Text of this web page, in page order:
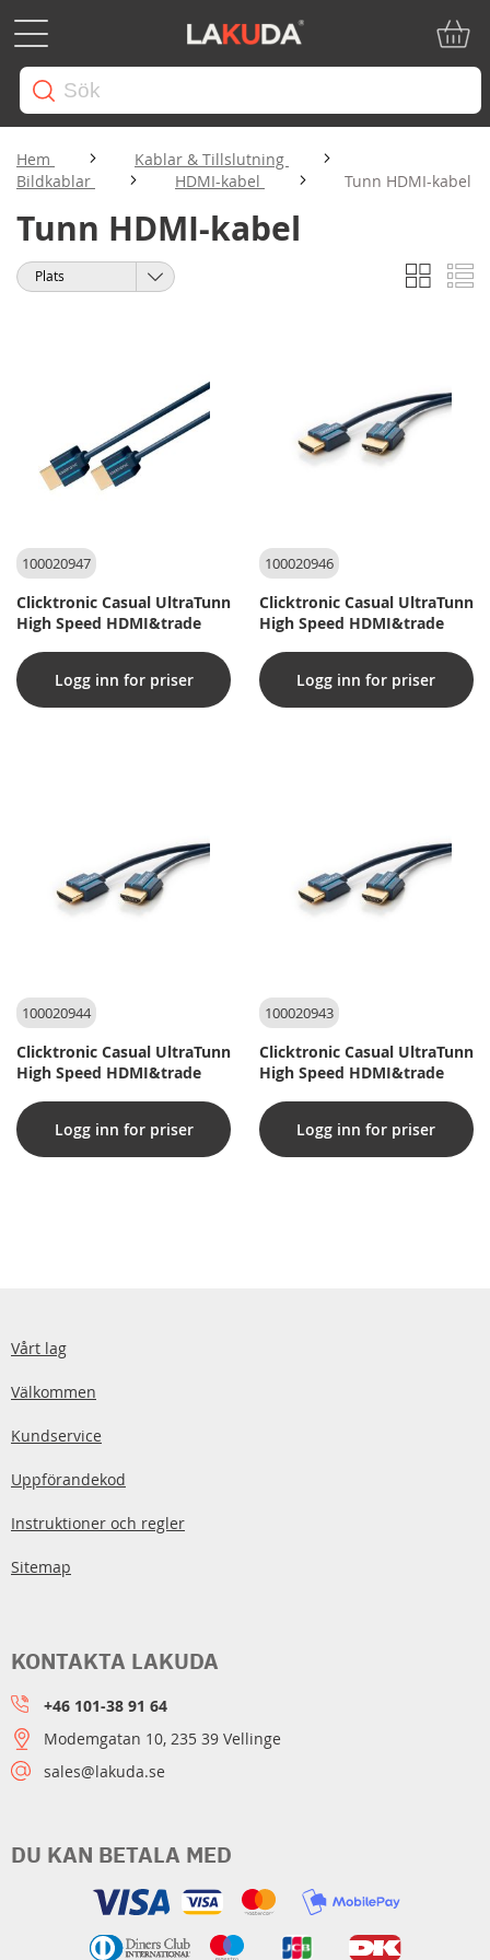
Hem
Kablar & Tillslutning
Bildkablar
HDMI-kabel Tunn HDMI-kabel
Tunn HDMI-kabel
Visa
som
Rutnät
Sortera
100020947
Clicktronic Casual UltraTunn
High Speed HDMI&trade
Logg inn for priser
100020946
Clicktronic Casual UltraTunn
High Speed HDMI&trade
Logg inn for priser
100020944
Clicktronic Casual UltraTunn
High Speed HDMI&trade
Logg inn for priser
100020943
Clicktronic Casual UltraTunn
High Speed HDMI&trade
Logg inn for priser
Vårt lag
Välkommen
Kundservice
Uppförandekod
Instruktioner och regler
Sitemap
DU KAN BETALA MED
KONTAKTA LAKUDA
+46 101-38 91 64
Modemgatan 10, 235 39 Vellinge
sales@lakuda.se